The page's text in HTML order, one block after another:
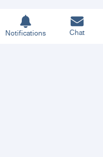
Notifications Chat